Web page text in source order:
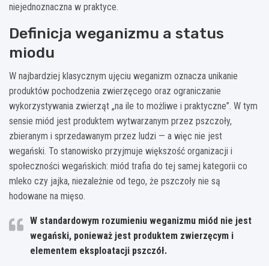
niejednoznaczna w praktyce.
Definicja weganizmu a status
miodu
W najbardziej klasycznym ujęciu weganizm oznacza unikanie
produktów pochodzenia zwierzęcego oraz ograniczanie
wykorzystywania zwierząt „na ile to możliwe i praktyczne”. W tym
sensie miód jest produktem wytwarzanym przez pszczoły,
zbieranym i sprzedawanym przez ludzi — a więc nie jest
wegański. To stanowisko przyjmuje większość organizacji i
społeczności wegańskich: miód trafia do tej samej kategorii co
mleko czy jajka, niezależnie od tego, że pszczoły nie są
hodowane na mięso.
W standardowym rozumieniu weganizmu miód nie jest
wegański, ponieważ jest produktem zwierzęcym i
elementem eksploatacji pszczół.